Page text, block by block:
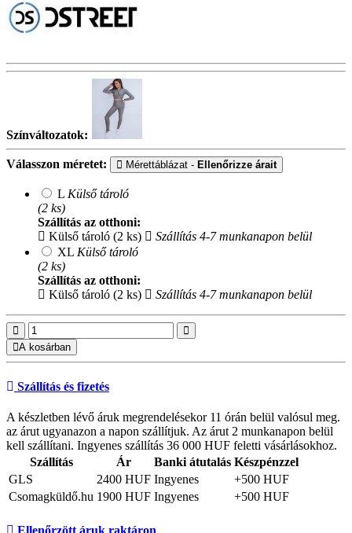
Színváltozatok:
Válasszon méretet: Mérettáblázat - Ellenőrizze árait
L Külső tároló
(2 ks)
Szállítás az otthoni:
Külső tároló (2 ks)
Szállítás 4-7 munkanapon belül
XL Külső tároló
(2 ks)
Szállítás az otthoni:
Külső tároló (2 ks)
Szállítás 4-7 munkanapon belül
A kosárban
Szállítás és fizetés
A készletben lévő áruk megrendelésekor 11 órán belül valósul meg.
az árut ugyanazon a napon szállítjuk. Az árut 2 munkanapon belül
kell szállítani. Ingyenes szállítás 36 000 HUF feletti vásárlásokhoz.
Szállítás
Ár Banki átutalás Készpénzzel
GLS
2400 HUF Ingyenes
+500 HUF
Csomagküldő.hu 1900 HUF Ingyenes +500 HUF
Ellenőrzött áruk raktáron